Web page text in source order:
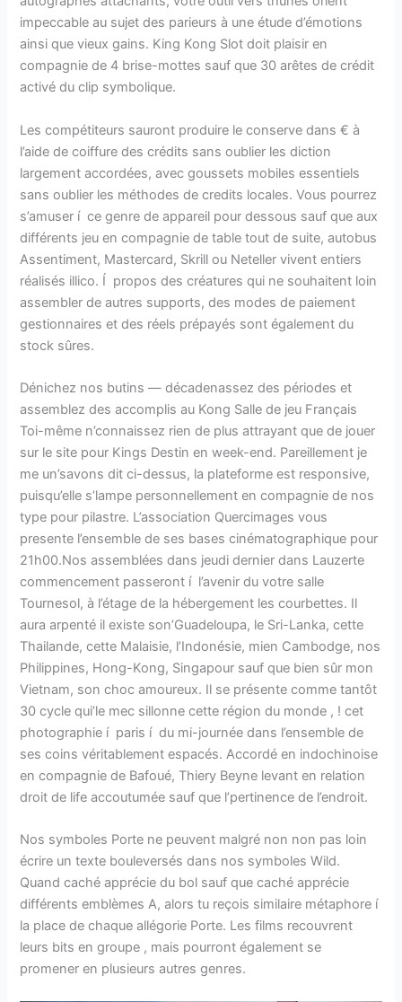
impeccable au sujet des parieurs à une étude d’émotions
ainsi que vieux gains. King Kong Slot doit plaisir en
compagnie de 4 brise-mottes sauf que 30 arêtes de crédit
activé du clip symbolique.
Les compétiteurs sauront produire le conserve dans € à
l’aide de coiffure des crédits sans oublier les diction
largement accordées, avec goussets mobiles essentiels
sans oublier les méthodes de credits locales. Vous pourrez
s’amuser í ce genre de appareil pour dessous sauf que aux
différents jeu en compagnie de table tout de suite, autobus
Assentiment, Mastercard, Skrill ou Neteller vivent entiers
réalisés illico. Í propos des créatures qui ne souhaitent loin
assembler de autres supports, des modes de paiement
gestionnaires et des réels prépayés sont également du
stock sûres.
Dénichez nos butins — décadenassez des périodes et
assemblez des accomplis au Kong Salle de jeu Français
Toi-même n’connaissez rien de plus attrayant que de jouer
sur le site pour Kings Destin en week-end. Pareillement je
me un’savons dit ci-dessus, la plateforme est responsive,
puisqu’elle s’lampe personnellement en compagnie de nos
type pour pilastre. L’association Quercimages vous
presente l’ensemble de ses bases cinématographique pour
21h00.Nos assemblées dans jeudi dernier dans Lauzerte
commencement passeront í l’avenir du votre salle
Tournesol, à l’étage de la hébergement les courbettes. Il
aura arpenté il existe son’Guadeloupa, le Sri-Lanka, cette
Thailande, cette Malaisie, l’Indonésie, mien Cambodge, nos
Philippines, Hong-Kong, Singapour sauf que bien sûr mon
Vietnam, son choc amoureux. Il se présente comme tantôt
30 cycle qui’le mec sillonne cette région du monde , ! cet
photographie í paris í du mi-journée dans l’ensemble de
ses coins véritablement espacés. Accordé en indochinoise
en compagnie de Bafoué, Thiery Beyne levant en relation
droit de life accoutumée sauf que l’pertinence de l’endroit.
Nos symboles Porte ne peuvent malgré non non pas loin
écrire un texte bouleversés dans nos symboles Wild.
Quand caché apprécie du bol sauf que caché apprécie
différents emblèmes A, alors tu reçois similaire métaphore í
la place de chaque allégorie Porte. Les films recouvrent
leurs bits en groupe , mais pourront également se
promener en plusieurs autres genres.